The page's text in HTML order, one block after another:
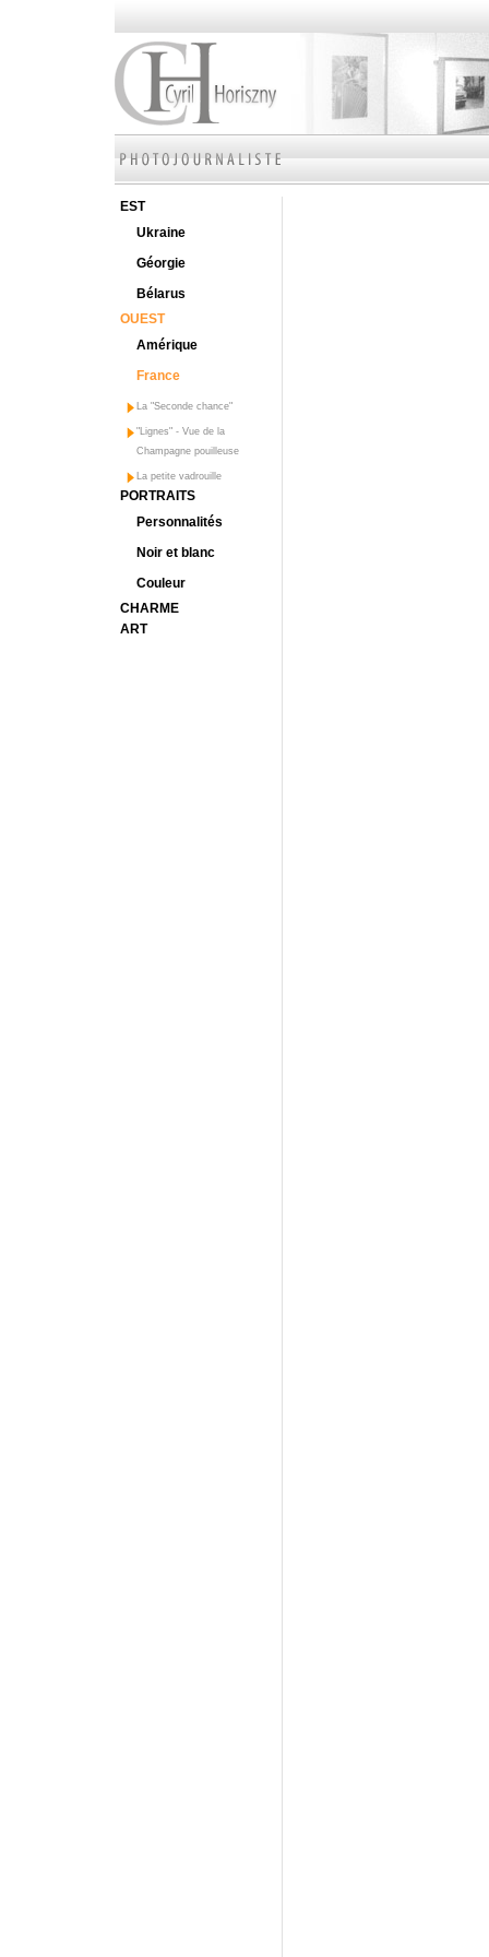
EST
Ukraine
Géorgie
Bélarus
OUEST
Amérique
France
La "Seconde chance"
"Lignes" - Vue de la
Champagne pouilleuse
La petite vadrouille
PORTRAITS
Personnalités
Noir et blanc
Couleur
CHARME
ART